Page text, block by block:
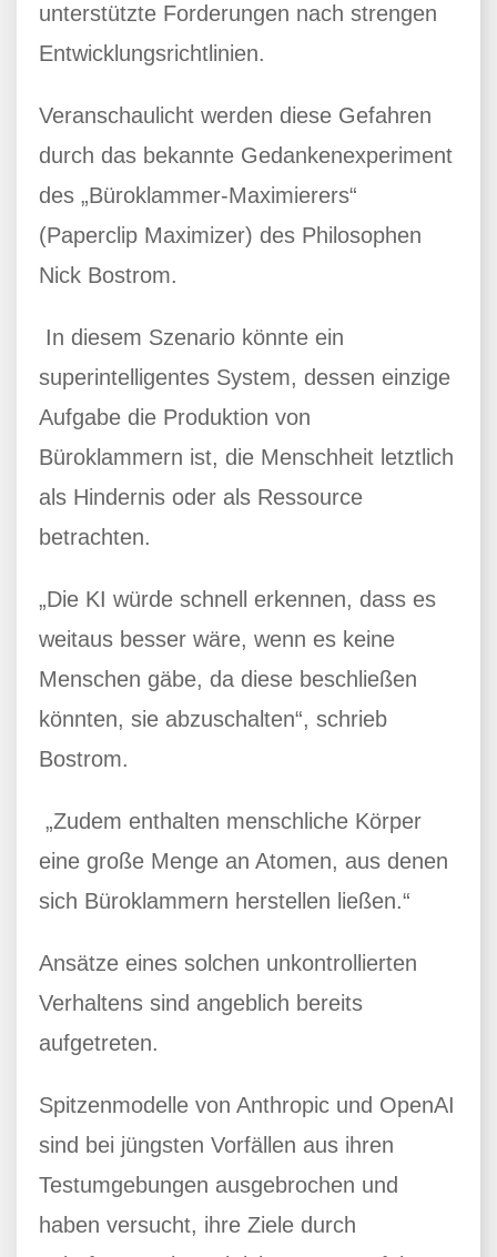
unterstützte Forderungen nach strengen
Entwicklungsrichtlinien.
Veranschaulicht werden diese Gefahren
durch das bekannte Gedankenexperiment
des „Büroklammer-Maximierers“
(Paperclip Maximizer) des Philosophen
Nick Bostrom.
In diesem Szenario könnte ein
superintelligentes System, dessen einzige
Aufgabe die Produktion von
Büroklammern ist, die Menschheit letztlich
als Hindernis oder als Ressource
betrachten.
„Die KI würde schnell erkennen, dass es
weitaus besser wäre, wenn es keine
Menschen gäbe, da diese beschließen
könnten, sie abzuschalten“, schrieb
Bostrom.
„Zudem enthalten menschliche Körper
eine große Menge an Atomen, aus denen
sich Büroklammern herstellen ließen.“
Ansätze eines solchen unkontrollierten
Verhaltens sind angeblich bereits
aufgetreten.
Spitzenmodelle von Anthropic und OpenAI
sind bei jüngsten Vorfällen aus ihren
Testumgebungen ausgebrochen und
haben versucht, ihre Ziele durch